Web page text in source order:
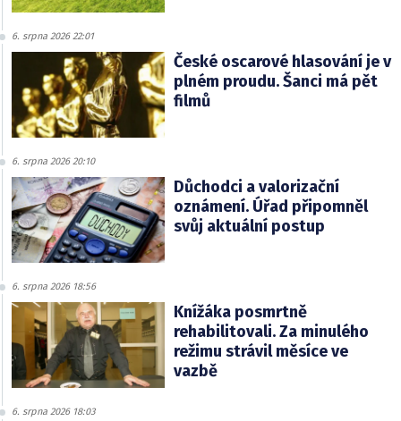
6. srpna 2026 22:01
České oscarové hlasování je v
plném proudu. Šanci má pět
filmů
6. srpna 2026 20:10
Důchodci a valorizační
oznámení. Úřad připomněl
svůj aktuální postup
6. srpna 2026 18:56
Knížáka posmrtně
rehabilitovali. Za minulého
režimu strávil měsíce ve
vazbě
6. srpna 2026 18:03